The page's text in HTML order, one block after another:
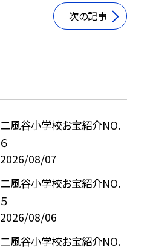
次の記事
二風谷小学校お宝紹介NO.
６
2026/08/07
二風谷小学校お宝紹介NO.
５
2026/08/06
二風谷小学校お宝紹介NO.